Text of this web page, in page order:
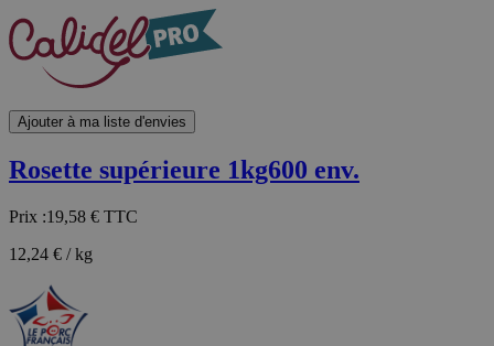
Ajouter à ma liste d'envies
Rosette supérieure 1kg600 env.
Prix :19,58 € TTC
12,24 € / kg